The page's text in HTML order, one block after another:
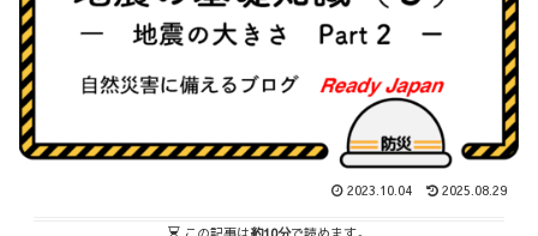
2023.10.04 2025.08.29